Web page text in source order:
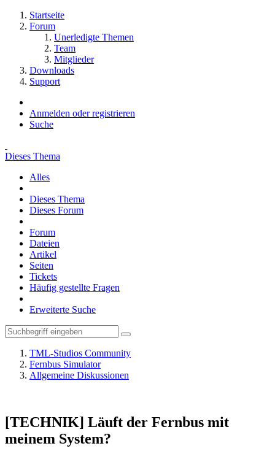
Startseite
Forum
Unerledigte Themen
Team
Mitglieder
Downloads
Support
Anmelden oder registrieren
Suche
Dieses Thema
Alles
Dieses Thema
Dieses Forum
Forum
Dateien
Artikel
Seiten
Tickets
Häufig gestellte Fragen
Erweiterte Suche
TML-Studios Community
Fernbus Simulator
Allgemeine Diskussionen
[TECHNIK] Läuft der Fernbus mit
meinem System?